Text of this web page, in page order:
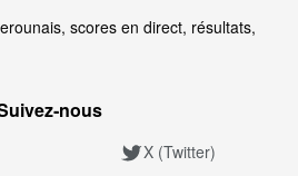
scores en direct, résultats,
X (Twitter)